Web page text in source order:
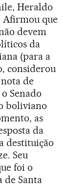
Heraldo
Afirmou que
devem
da
(para a
considerou
de
Senado
boliviano
as
da
destituição
Seu
foi o
Santa